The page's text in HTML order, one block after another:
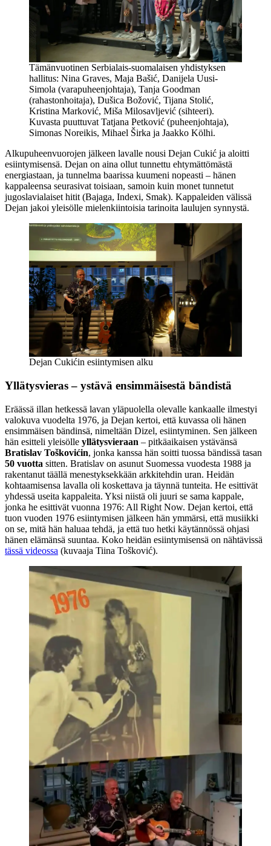
Tämänvuotinen Serbialais-suomalaisen yhdistyksen
hallitus: Nina Graves, Maja Bašić, Danijela Uusi-
Simola (varapuheenjohtaja), Tanja Goodman
(rahastonhoitaja), Dušica Božović, Tijana Stolić,
Kristina Marković, Miša Milosavljević (sihteeri).
Kuvasta puuttuvat Tatjana Petković (puheenjohtaja),
Simonas Noreikis, Mihael Širka ja Jaakko Kölhi.
Alkupuheenvuorojen jälkeen lavalle nousi Dejan Cukić ja aloitti
esiintymisensä. Dejan on aina ollut tunnettu ehtymättömästä
energiastaan, ja tunnelma baarissa kuumeni nopeasti – hänen
kappaleensa seurasivat toisiaan, samoin kuin monet tunnetut
jugoslavialaiset hitit (Bajaga, Indexi, Smak). Kappaleiden välissä
Dejan jakoi yleisölle mielenkiintoisia tarinoita laulujen synnystä.
Dejan Cukićin esiintymisen alku
Yllätysvieras – ystävä ensimmäisestä bändistä
Eräässä illan hetkessä lavan yläpuolella olevalle kankaalle ilmestyi
valokuva vuodelta 1976, ja Dejan kertoi, että kuvassa oli hänen
ensimmäisen bändinsä, nimeltään Dizel, esiintyminen. Sen jälkeen
hän esitteli yleisölle yllätysvieraan – pitkäaikaisen ystävänsä
Bratislav Toškovićin, jonka kanssa hän soitti tuossa bändissä tasan
50 vuotta sitten. Bratislav on asunut Suomessa vuodesta 1988 ja
rakentanut täällä menestyksekkään arkkitehdin uran. Heidän
kohtaamisensa lavalla oli koskettava ja täynnä tunteita. He esittivät
yhdessä useita kappaleita. Yksi niistä oli juuri se sama kappale,
jonka he esittivät vuonna 1976: All Right Now. Dejan kertoi, että
tuon vuoden 1976 esiintymisen jälkeen hän ymmärsi, että musiikki
on se, mitä hän haluaa tehdä, ja että tuo hetki käytännössä ohjasi
hänen elämänsä suuntaa. Koko heidän esiintymisensä on nähtävissä
tässä videossa (kuvaaja Tiina Tošković).